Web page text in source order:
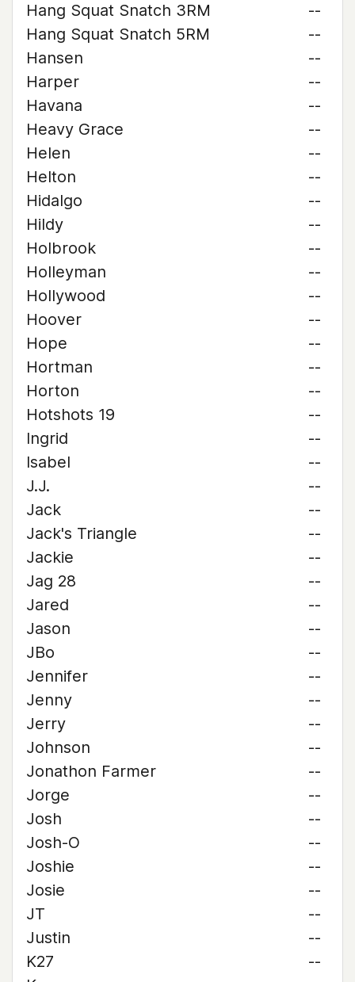
Hang Squat Snatch 3RM
--
Hang Squat Snatch 5RM
--
Hansen
--
Harper
--
Havana
--
Heavy Grace
--
Helen
--
Helton
--
Hidalgo
--
Hildy
--
Holbrook
--
Holleyman
--
Hollywood
--
Hoover
--
Hope
--
Hortman
--
Horton
--
Hotshots 19
--
Ingrid
--
Isabel
--
J.J.
--
Jack
--
Jack's Triangle
--
Jackie
--
Jag 28
--
Jared
--
Jason
--
JBo
--
Jennifer
--
Jenny
--
Jerry
--
Johnson
--
Jonathon Farmer
--
Jorge
--
Josh
--
Josh-O
--
Joshie
--
Josie
--
JT
--
Justin
--
K27
--